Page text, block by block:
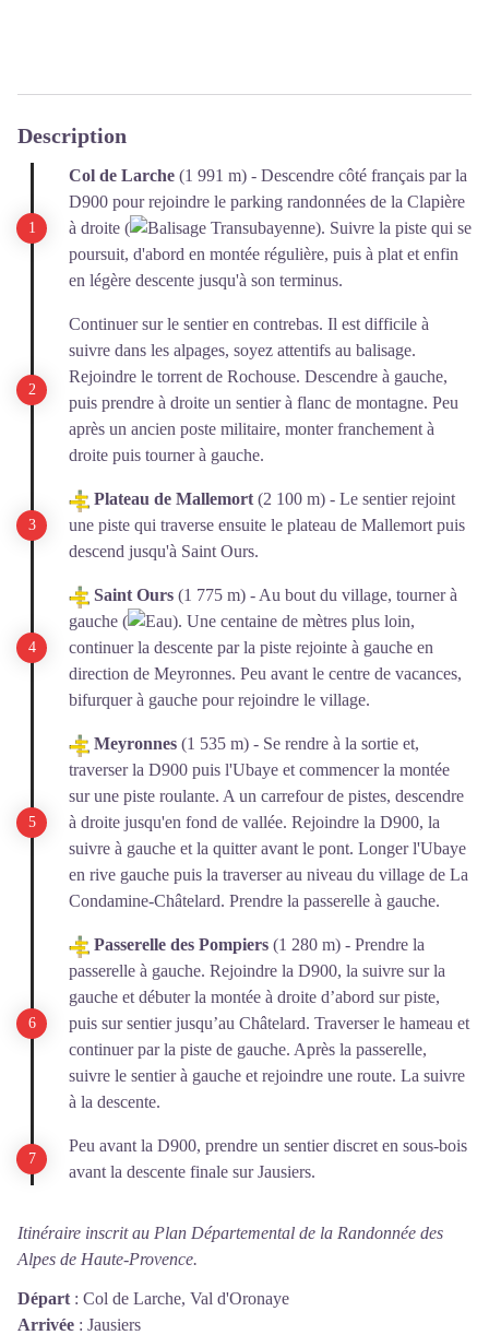
Description
Col de Larche (1 991 m) - Descendre côté français par la
D900 pour rejoindre le parking randonnées de la Clapière
à droite (
Transubayenne). Suivre la piste qui se
poursuit, d'abord en montée régulière, puis à plat et enfin
en légère descente jusqu'à son terminus.
Continuer sur le sentier en contrebas. Il est difficile à
suivre dans les alpages, soyez attentifs au balisage.
Rejoindre le torrent de Rochouse. Descendre à gauche,
puis prendre à droite un sentier à flanc de montagne. Peu
après un ancien poste militaire, monter franchement à
droite puis tourner à gauche.
Plateau de Mallemort (2 100 m) - Le sentier rejoint
une piste qui traverse ensuite le plateau de Mallemort puis
descend jusqu'à Saint Ours.
Saint Ours (1 775 m) - Au bout du village, tourner à
gauche (
). Une centaine de mètres plus loin,
continuer la descente par la piste rejointe à gauche en
direction de Meyronnes. Peu avant le centre de vacances,
bifurquer à gauche pour rejoindre le village.
Meyronnes (1 535 m) - Se rendre à la sortie et,
traverser la D900 puis l'Ubaye et commencer la montée
sur une piste roulante. A un carrefour de pistes, descendre
à droite jusqu'en fond de vallée. Rejoindre la D900, la
suivre à gauche et la quitter avant le pont. Longer l'Ubaye
en rive gauche puis la traverser au niveau du village de La
Condamine-Châtelard. Prendre la passerelle à gauche.
Passerelle des Pompiers (1 280 m) - Prendre la
passerelle à gauche. Rejoindre la D900, la suivre sur la
gauche et débuter la montée à droite d’abord sur piste,
puis sur sentier jusqu’au Châtelard. Traverser le hameau et
continuer par la piste de gauche. Après la passerelle,
suivre le sentier à gauche et rejoindre une route. La suivre
à la descente.
Peu avant la D900, prendre un sentier discret en sous-bois
avant la descente finale sur Jausiers.
Itinéraire inscrit au Plan Départemental de la Randonnée des
Alpes de Haute-Provence.
Départ : Col de Larche, Val d'Oronaye
Arrivée : Jausiers